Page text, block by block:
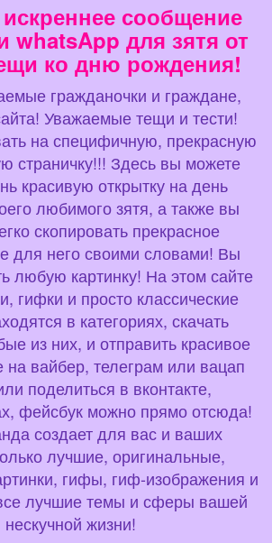
сообщение
whatsApp для зятя от
ко дню рождения!
гражданочки и граждане,
Уважаемые тещи и тести!
на специфичную, прекрасную
страничку!!! Здесь вы можете
красивую открытку на день
любимого зятя, а также вы
скопировать прекрасное
для него своими словами! Вы
любую картинку! На этом сайте
гифки и просто классические
в категориях, скачать
из них, и отправить красивое
на вайбер, телеграм или вацап
поделиться в вконтакте,
фейсбук можно прямо отсюда!
создает для вас и ваших
лучшие, оригинальные,
гифы, гиф-изображения и
лучшие темы и сферы вашей
нескучной жизни!